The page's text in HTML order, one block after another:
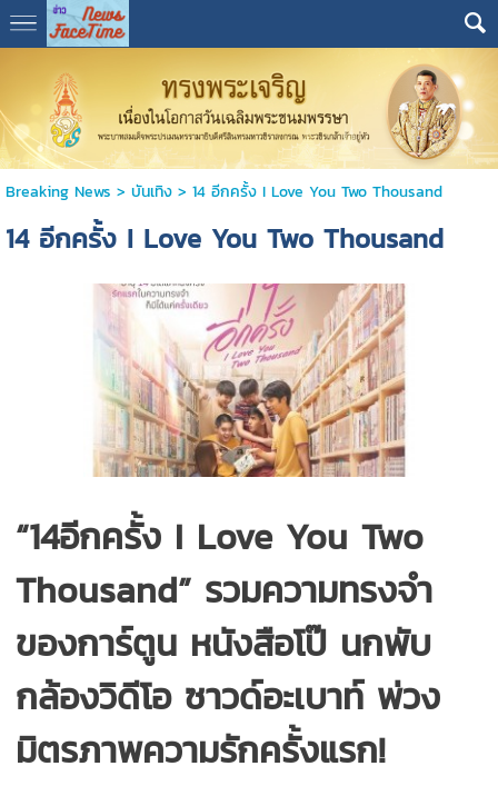
Breaking News > บันเทิง> 14 อีกครั้ง I Love You Two Thousand
14 อีกครั้ง I Love You Two Thousand
“14อีกครั้ง I Love You Two
Thousand” รวมความทรงจำ
ของการ์ตูน หนังสือโป๊ นกพับ
กล้องวิดีโอ ซาวด์อะเบาท์ พ่วง
มิตรภาพความรักครั้งแรก!